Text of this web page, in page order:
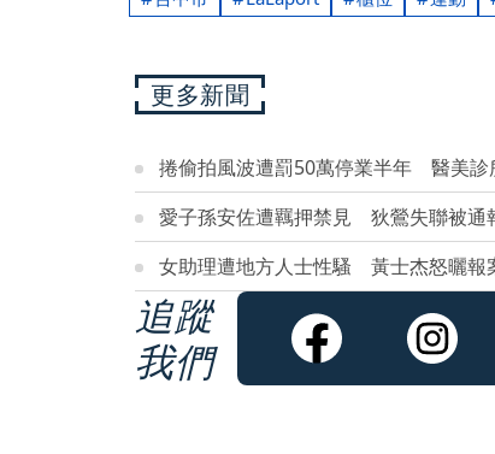
更多新聞
捲偷拍風波遭罰50萬停業半年 醫美診
愛子孫安佐遭羈押禁見 狄鶯失聯被通
女助理遭地方人士性騷 黃士杰怒曬報
追蹤
我們